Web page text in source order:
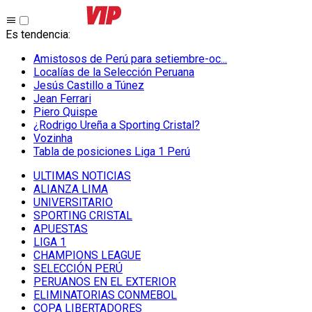
Es tendencia:
Amistosos de Perú para setiembre-oc...
Localías de la Selección Peruana
Jesús Castillo a Túnez
Jean Ferrari
Piero Quispe
¿Rodrigo Ureña a Sporting Cristal?
Vozinha
Tabla de posiciones Liga 1 Perú
ULTIMAS NOTICIAS
ALIANZA LIMA
UNIVERSITARIO
SPORTING CRISTAL
APUESTAS
LIGA 1
CHAMPIONS LEAGUE
SELECCIÓN PERÚ
PERUANOS EN EL EXTERIOR
ELIMINATORIAS CONMEBOL
COPA LIBERTADORES